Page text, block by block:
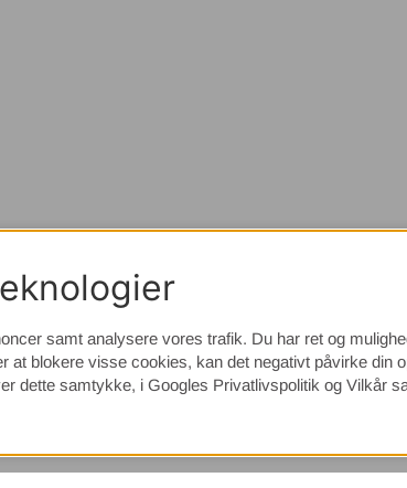
samt analysere vores trafik. Du har ret og
blokere visse cookies, kan det negativt påvirke din
dette samtykke, i Googles Privatlivspolitik og Vilkår